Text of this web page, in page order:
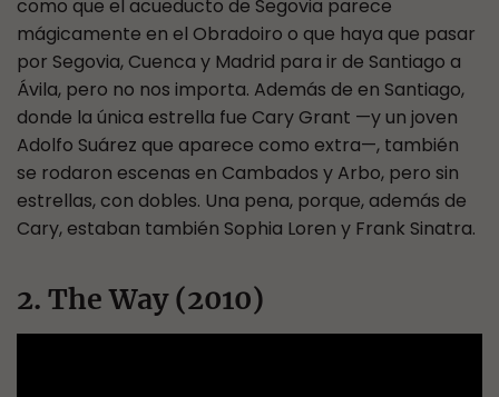
como que el acueducto de Segovia parece
mágicamente en el Obradoiro o que haya que pasar
por Segovia, Cuenca y Madrid para ir de Santiago a
Ávila, pero no nos importa. Además de en Santiago,
donde la única estrella fue Cary Grant —y un joven
Adolfo Suárez que aparece como extra—, también
se rodaron escenas en Cambados y Arbo, pero sin
estrellas, con dobles. Una pena, porque, además de
Cary, estaban también Sophia Loren y Frank Sinatra.
2. The Way (2010)